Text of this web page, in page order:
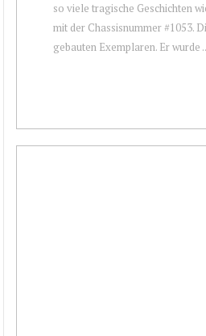
so viele tragische Geschichten
mit der Chassisnummer #1053.
gebauten Exemplaren. Er wurde